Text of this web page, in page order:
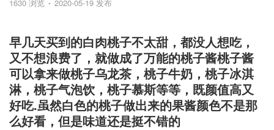
1630 浏览 2020-05-19 发布
早几天买到的白肉桃子不太甜，都没人想吃，
又不想浪费了，就做成了万能的桃子酱桃子酱
可以拿来做桃子乌龙茶，桃子牛奶，桃子冰淇
淋，桃子气泡饮，桃子慕斯等等，既颜值高又
好吃.虽然白色的桃子做出来的果酱颜色不是那
么好看，但是味道还是挺不错的